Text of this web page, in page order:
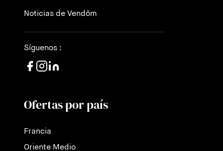
Noticias de Vendôm
Síguenos :
Ofertas por país
Francia
Oriente Medio